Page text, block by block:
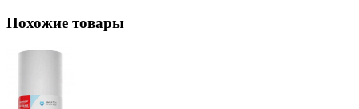
Похожие товары